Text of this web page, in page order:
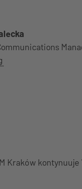
Kraków kontynuuje